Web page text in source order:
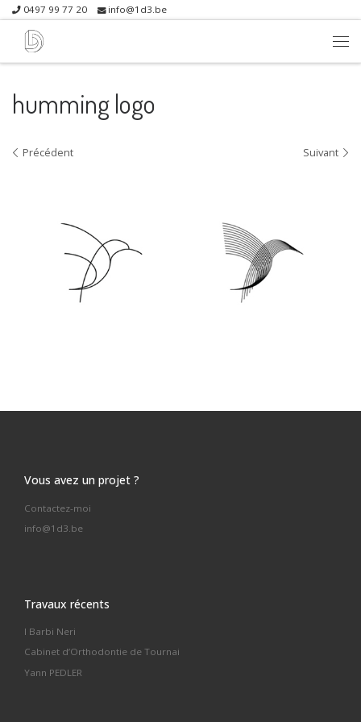
Skip to content
0497 99 77 20 info@1d3.be
humming logo
Navigation dans les images
Précédent Suivant
Vous avez un projet ?
Contactez-moi
info@1d3.be
Travaux récents
I Barbi Neri
Cabinet d’Orthodontie de Tournai
Yann PEDLER